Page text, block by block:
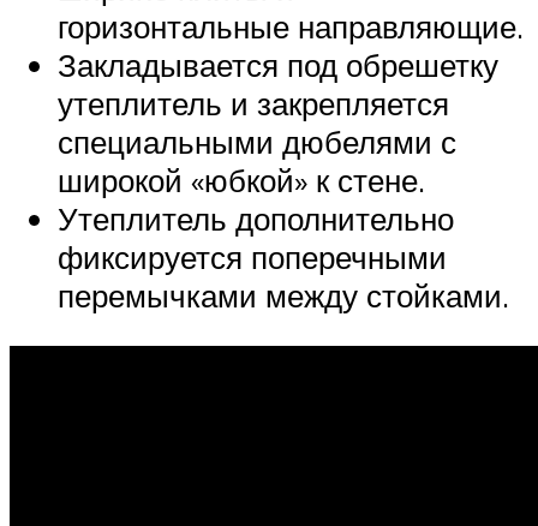
горизонтальные направляющие.
Закладывается под обрешетку
утеплитель и закрепляется
специальными дюбелями с
широкой «юбкой» к стене.
Утеплитель дополнительно
фиксируется поперечными
перемычками между стойками.